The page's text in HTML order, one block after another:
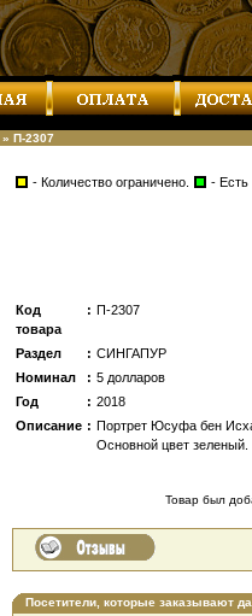
» П-2307
- Количество ограничено. - Есть
Код
товара
: П-2307
Раздел : СИНГАПУР
Номинал
: 5 долларов
Год
: 2018
Описание : Портрет Юсуфа бен
Основной цвет
Товар был
Посетители, которые заказывают